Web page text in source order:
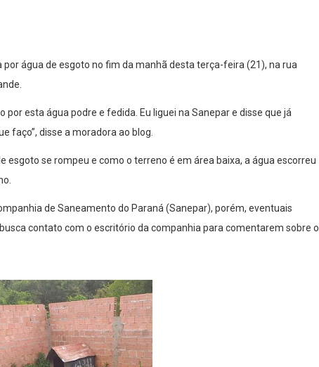
água de esgoto no fim da manhã desta terça-feira (21), na rua
esta água podre e fedida. Eu liguei na Sanepar e disse que já
faço”, disse a moradora ao blog.
esgoto se rompeu e como o terreno é em área baixa, a água escorreu
de Saneamento do Paraná (Sanepar), porém, eventuais
contato com o escritório da companhia para comentarem sobre o